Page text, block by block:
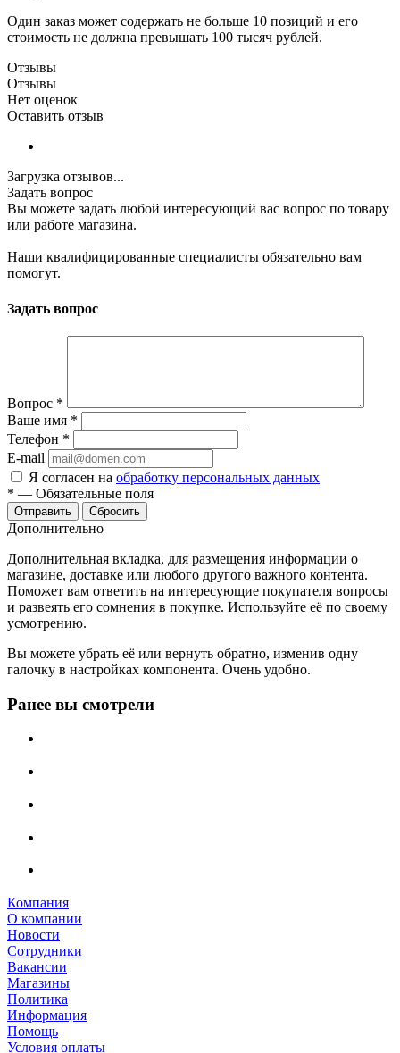
Один заказ может содержать не больше 10 позиций и его
стоимость не должна превышать 100 тысяч рублей.
Отзывы
Отзывы
Нет оценок
Оставить отзыв
Загрузка отзывов...
Задать вопрос
Вы можете задать любой интересующий вас вопрос по товару
или работе магазина.
Наши квалифицированные специалисты обязательно вам
помогут.
Задать вопрос
Вопрос *
Ваше имя *
Телефон *
E-mail
Я согласен на обработку персональных данных
* — Обязательные поля
Отправить Сбросить
Дополнительно
Дополнительная вкладка, для размещения информации о
магазине, доставке или любого другого важного контента.
Поможет вам ответить на интересующие покупателя вопросы
и развеять его сомнения в покупке. Используйте её по своему
усмотрению.
Вы можете убрать её или вернуть обратно, изменив одну
галочку в настройках компонента. Очень удобно.
Ранее вы смотрели
Компания
О компании
Новости
Сотрудники
Вакансии
Магазины
Политика
Информация
Помощь
Условия оплаты